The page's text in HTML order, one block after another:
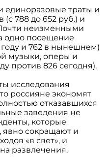
единоразовые траты и
788 до 652 руб.) и
неизменными
одно посещение
году и 762 в нынешнем)
музыки, оперы и
против 826 сегодня).
исследования
россияне экономят
отказавшихся
заведения не
которые
явно сокращают и
«в свет», и
развлечения.